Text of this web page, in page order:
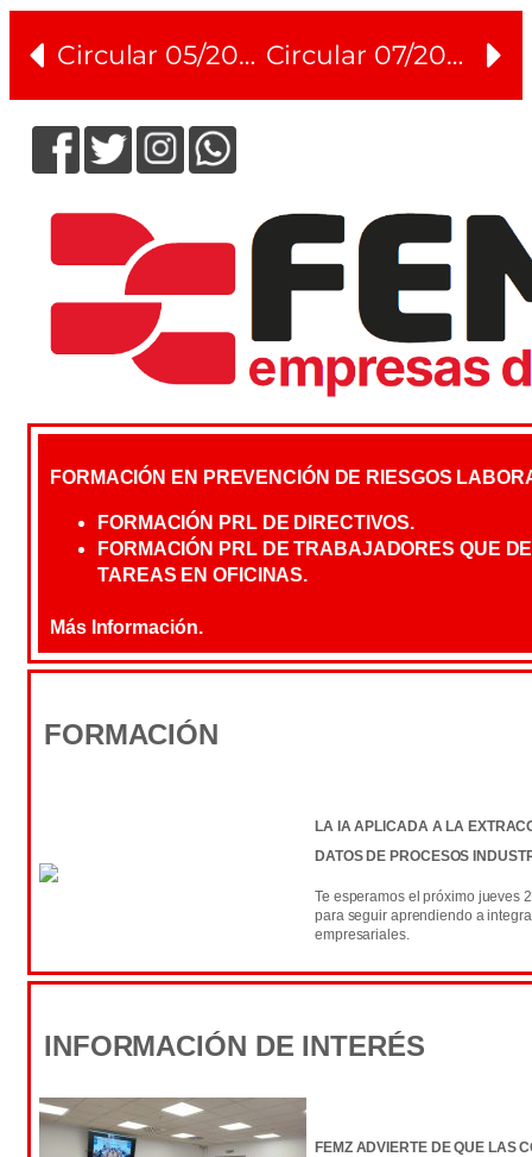
Circular 05/2024 Circular 07/2024
FORMACIÓN EN PREVENCIÓN DE RIESGOS
FORMACIÓN PRL DE DIRECTIVOS.
FORMACIÓN PRL DE TRABAJADORES QUE
TAREAS EN OFICINAS.
Más Información.
FORMACIÓN
LA IA APLICADA A LA
DATOS DE PROCESOS
Te esperamos el próximo jueves
para seguir aprendiendo a
empresariales.
INFORMACIÓN DE INTERÉS
FEMZ ADVIERTE DE QUE LAS